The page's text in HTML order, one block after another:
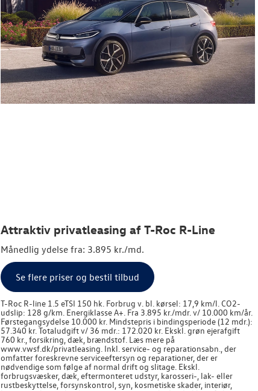
Attraktiv privatleasing af T-Roc R-Line
Månedlig ydelse fra: 3.895 kr./md.
Se flere priser og bestil tilbud
T-Roc R-line 1.5 eTSI 150 hk. Forbrug v. bl. kørsel: 17,9 km/l. CO2-
udslip: 128 g/km. Energiklasse A+. Fra 3.895 kr./mdr. v/ 10.000 km/år.
Førstegangsydelse 10.000 kr. Mindstepris i bindingsperiode (12 mdr.):
57.340 kr. Totaludgift v/ 36 mdr.: 172.020 kr. Ekskl. grøn ejerafgift
760 kr., forsikring, dæk, brændstof. Læs mere på
www.vwsf.dk/privatleasing. Inkl. service- og reparationsabn., der
omfatter foreskrevne serviceeftersyn og reparationer, der er
nødvendige som følge af normal drift og slitage. Ekskl.
forbrugsvæsker, dæk, eftermonteret udstyr, karosseri-, lak- eller
rustbeskyttelse, forsynskontrol, syn, kosmetiske skader, interiør,